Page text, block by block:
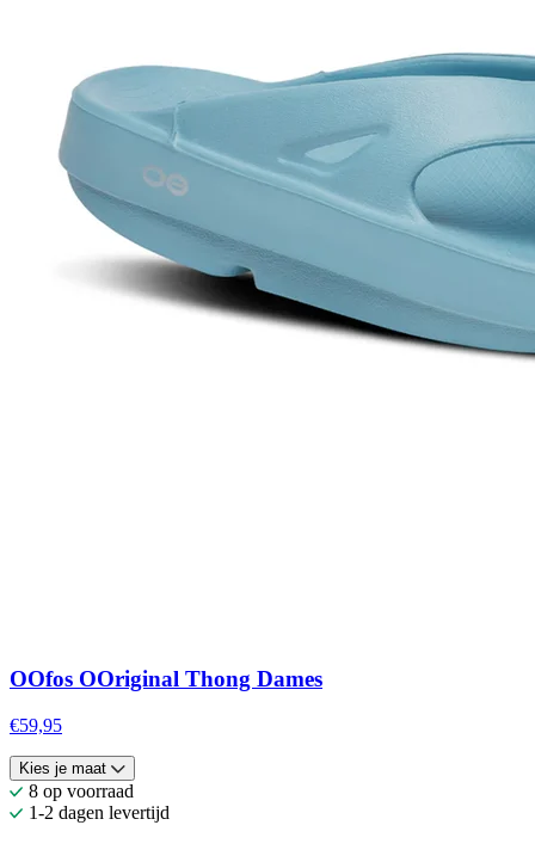
OOfos OOriginal Thong Dames
€59,95
Kies je maat
8 op voorraad
1-2 dagen levertijd